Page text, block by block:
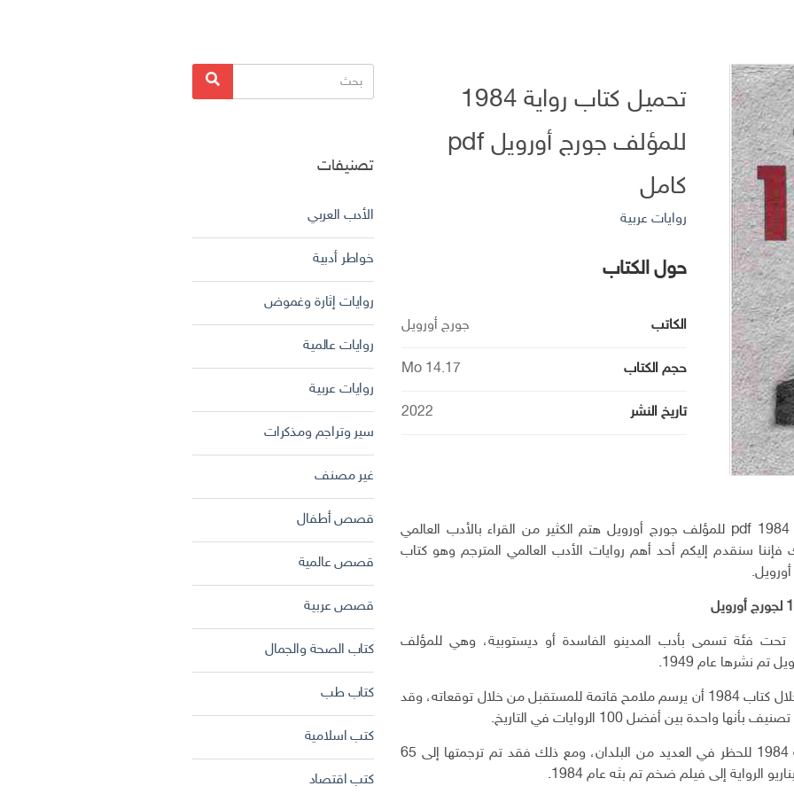
تحميل كتاب رواية 1984
للمؤلف جورج أورويل pdf
كامل
روايات عربية
حول الكتاب
الكاتب جورج أورويل
حجم الكتاب 14.17 Mo
تاريخ النشر 2022
تحميل كتاب رواية 1984 pdf للمؤلف جورج أورويل هتم الكثير من القراء بالأدب العالمي
سنقدم إليكم أحد أهم روايات الأدب العالمي المترجم وهو كتاب
تندرج رواية 1984 تحت فئة تسمى بأدب المدينو الفاسدة أو ديستوبية، وهي للمؤلف
تم نشرها عام 1949.
تمكن أورويل من خلال كتاب 1984 أن يرسم ملامح قاتمة للمستقبل من خلال توقعاته، وقد
واحدة بين أفضل 100 الروايات في التاريخ.
وقد تعرضت رواية 1984 للحظر في العديد من البلدان، ومع ذلك فقد تم ترجمتها إلى 65
الرواية إلى فيلم ضخم تم بثه عام 1984.
البحث
عن:
بحث
تصنيفات
الأدب العربي
خواطر أدبية
روايات إثارة وغموض
روايات عالمية
روايات عربية
سير وتراجم ومذكرات
غير مصنف
قصص أطفال
قصص عالمية
قصص عربية
كتاب الصحة والجمال
كتاب طب
كتب اسلامية
كتب اقتصاد